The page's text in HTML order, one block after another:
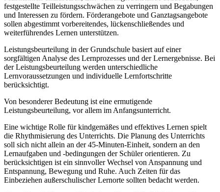
festgestellte Teilleistungsschwächen zu verringern und Begabungen
und Interessen zu fördern. Förderangebote und Ganztagsangebote
sollen abgestimmt vorbereitendes, lückenschließendes und
weiterführendes Lernen unterstützen.
Leistungsbeurteilung in der Grundschule basiert auf einer
sorgfältigen Analyse des Lernprozesses und der Lernergebnisse. Bei
der Leistungsbeurteilung werden unterschiedliche
Lernvoraussetzungen und individuelle Lernfortschritte
berücksichtigt.
Von besonderer Bedeutung ist eine ermutigende
Leistungsbeurteilung, vor allem im Anfangsunterricht.
Eine wichtige Rolle für kindgemäßes und effektives Lernen spielt
die Rhythmisierung des Unterrichts. Die Planung des Unterrichts
soll sich nicht allein an der 45-Minuten-Einheit, sondern an den
Lernaufgaben und -bedingungen der Schüler orientieren. Zu
berücksichtigen ist ein sinnvoller Wechsel von Anspannung und
Entspannung, Bewegung und Ruhe. Auch Zeiten für das
Einbeziehen außerschulischer Lernorte sollten bedacht werden.